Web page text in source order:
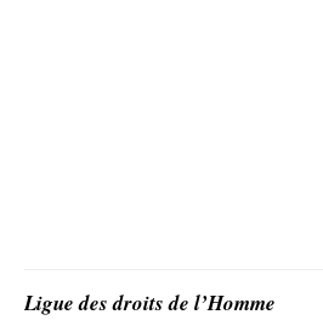
Ligue des droits de l’Homme